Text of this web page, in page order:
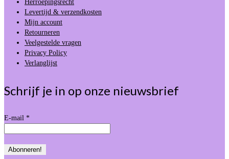
Herroepingsrecht
Levertijd & verzendkosten
Mijn account
Retourneren
Veelgestelde vragen
Privacy Policy
Verlanglijst
Schrijf je in op onze nieuwsbrief
E-mail *